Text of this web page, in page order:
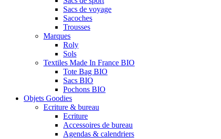
Sacs de voyage
Sacoches
Trousses
Marques
Roly
Sols
Textiles Made In France BIO
Tote Bag BIO
Sacs BIO
Pochons BIO
Objets Goodies
Ecriture & bureau
Ecriture
Accessoires de bureau
Agendas & calendriers